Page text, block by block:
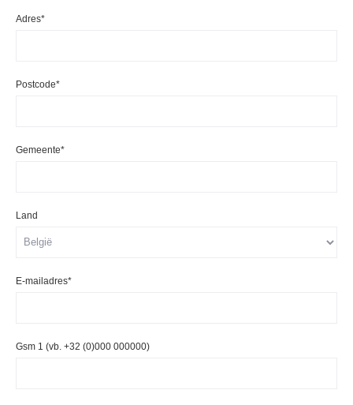
Adres*
Postcode*
Gemeente*
Land
E-mailadres*
Gsm 1 (vb. +32 (0)000 000000)